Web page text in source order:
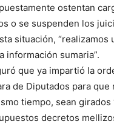
ostentan
o se suspenden los
situación, “realizamos
información sumaria”.
que ya impartió la
de Diputados para que
tiempo, sean girados
decretos